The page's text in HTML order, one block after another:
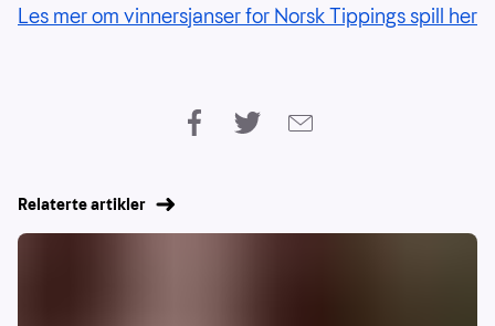
Les mer om vinnersjanser for Norsk Tippings spill her
Relaterte artikler